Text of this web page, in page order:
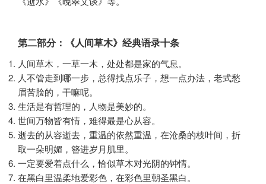
第二部分：《人间草木》经典语录十条
人间草木，一草一木，处处都是家的气息。
人不管走到哪一步，总得找点乐子，想一点办法，老式愁
眉苦脸的，干嘛呢。
生活是有哲理的，人物是美妙的。
世间万物皆有情，难得最是心从容。
逝去的从容逝去，重温的依然重温，在沧桑的枝叶间，折
取一朵明媚，簪进岁月肌里。
一定要爱着点什么，恰似草木对光阴的钟情。
在黑白里温柔地爱彩色，在彩色里朝圣黑白。